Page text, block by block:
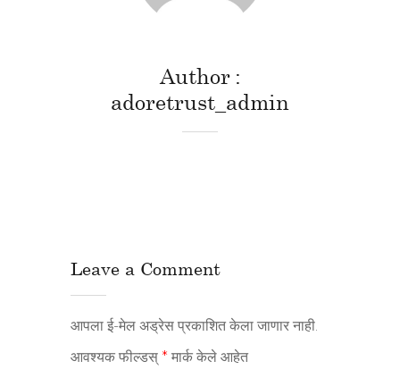
Author
adoretrust_admin
Leave a Comment
आपला ई-मेल अड्रेस प्रकाशित केला जाणार नाही.
आवश्यक फील्डस् * मार्क केले आहेत